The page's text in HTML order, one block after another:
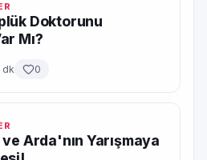
Doktorunu
Mı?
dk 0
Arda'nın Yarışmaya